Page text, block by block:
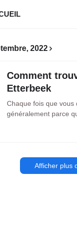
2022
Comment
Etterbeek
Chaque fois que
généralement parce
Afficher plus